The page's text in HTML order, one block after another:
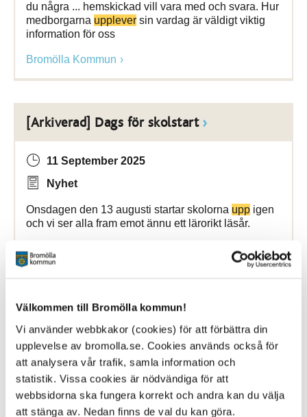
Välkommen till Bromölla kommun!
Vi använder webbkakor (cookies) för att förbättra din
upplevelse av bromolla.se. Cookies används också för
att analysera vår trafik, samla information och
statistik. Vissa cookies är nödvändiga för att
webbsidorna ska fungera korrekt och andra kan du välja
att stänga av. Nedan finns de val du kan göra.
du några ... hemskickad vill vara med och svara. Hur
medborgarna upplever sin vardag är väldigt viktig
information för oss
Bromölla Kommun
[Arkiverad] Dags för skolstart
11 September 2025
Nyhet
Onsdagen den 13 augusti startar skolorna upp igen
och vi ser alla fram emot ännu ett lärorikt läsår.
Bromölla Kommun
[Arkiverad] Den bästa trygghetsmätningen
på sex år i Bromölla kommun.
2 April 2024
södra Bromölla till åldersgrupperna 16-85 år.